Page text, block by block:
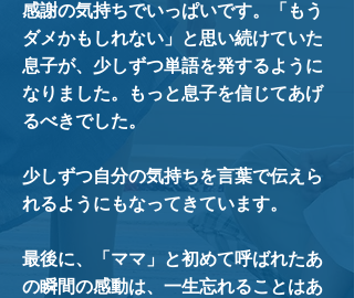
感謝の気持ちでいっぱいです。
「もう
ダメかもしれない」と思い続けていた
息子が、少しずつ単語を発するように
なりました。もっと息子を信じてあげ
るべきでした。
少しずつ自分の気持ちを言葉で伝えら
れるようにもなってきています。
最後に、「ママ」と初めて呼ばれたあ
の瞬間の感動は、一生忘れることはあ